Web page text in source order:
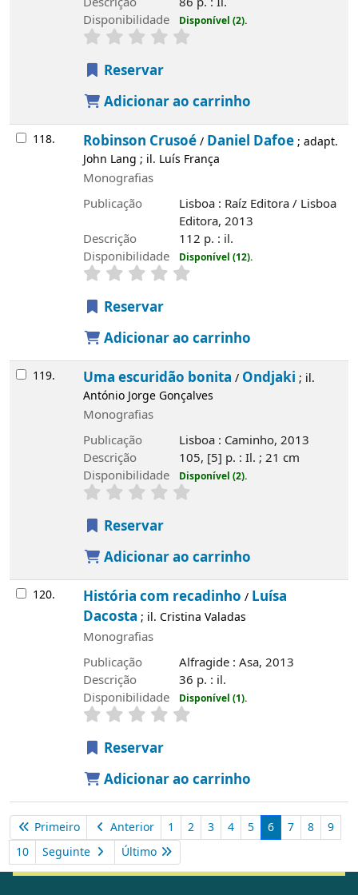
Disponibilidade
Disponível (2).
Reservar
Adicionar ao carrinho
118. Robinson Crusoé/ Daniel Dafoe; adapt.
John Lang ; il. Luís França
Monografias
Publicação
Lisboa : Raíz Editora / Lisboa
Editora, 2013
Descrição
112 p. : il.
Disponibilidade
Disponível (12).
Reservar
Adicionar ao carrinho
119. Uma escuridão bonita / Ondjaki ; il.
António Jorge Gonçalves
Monografias
Publicação
Lisboa : Caminho, 2013
Descrição
105, [5] p. : Il. ; 21 cm
Disponibilidade
Disponível (2).
Reservar
Adicionar ao carrinho
120. História com recadinho / Luísa
Dacosta ; il. Cristina Valadas
Monografias
Publicação
Alfragide : Asa, 2013
Descrição
36 p. : il.
Disponibilidade
Disponível (1).
Reservar
Adicionar ao carrinho
Primeiro Anterior 1 2 3 4 5 6 7 8
9
10
Seguinte Último